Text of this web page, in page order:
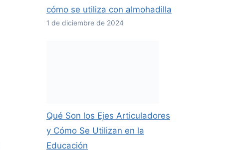
cómo se utiliza con almohadilla
1 de diciembre de 2024
Qué Son los Ejes Articuladores
y Cómo Se Utilizan en la
Educación